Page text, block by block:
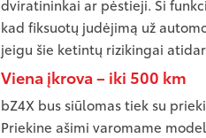
dviratininkai ar pėstieji. Ši
kad fiksuotų judėjimą už
jeigu šie ketintų rizikingai
Viena įkrova – iki 500 km
bZ4X bus siūlomas tiek su
Priekine ašimi varomame